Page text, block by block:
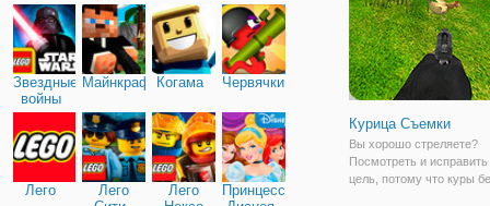
Звездные
войны
МайнкрафтКогама Червячки
Лего
Лего
Лего
Принцессы
Курица Съемки
Вы хорошо стреляете?
Посмотреть и
цель, потому что куры